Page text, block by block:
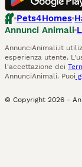
Pets4Homes
Annunci Animali
AnnunciAnimali.it
esperienza utente.
l'accettazione dei
AnnunciAnimali. Puoi
© Copyright 2026 -